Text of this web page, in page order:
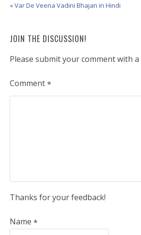
« Var De Veena Vadini Bhajan in Hindi
JOIN THE DISCUSSION!
Please submit your comment with a
Comment*
Thanks for your feedback!
Name *